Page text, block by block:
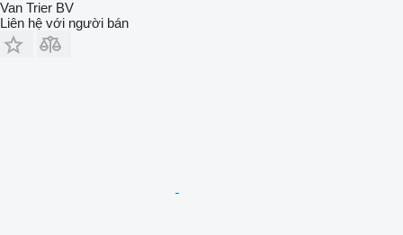
Van Trier BV
Liên hệ với người bán